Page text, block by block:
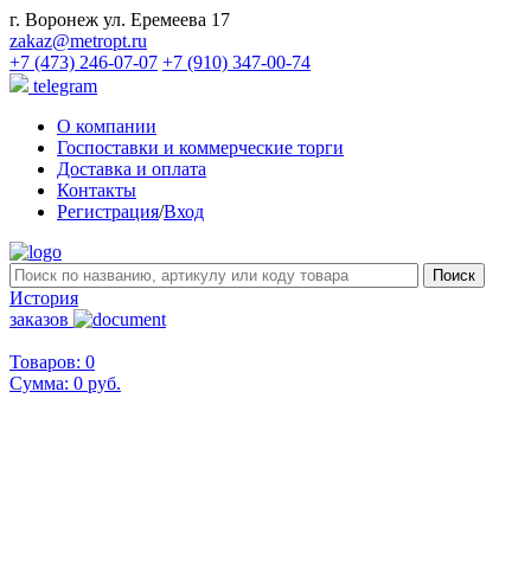
г. Воронеж ул. Еремеева 17
zakaz@metropt.ru
+7 (473) 246-07-07 +7 (910) 347-00-74
telegram
О компании
Госпоставки и коммерческие торги
Доставка и оплата
Контакты
Регистрация/Вход
История
заказов
Товаров: 0
Сумма: 0 руб.